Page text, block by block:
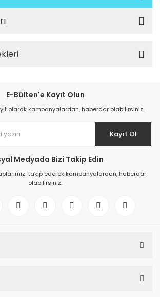
E-Bülten'e Kayıt Olun
olarak kampanyalardan, haberdar olabilirsiniz.
Kayıt Ol
Medyada Bizi Takip Edin
takip ederek kampanyalardan, haberdar
olabilirsiniz.